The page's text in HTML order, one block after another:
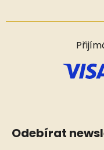
Odebírat